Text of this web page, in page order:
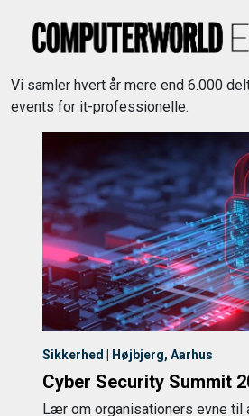
Vi samler hvert år mere end 6.000
events for it-professionelle.
Sikkerhed | Højbjerg, Aarhus
Cyber Security Summit
Lær om organisationers evne til